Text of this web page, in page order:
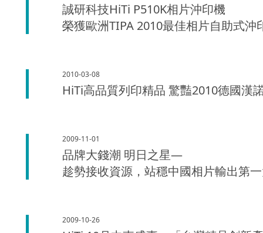
誠研科技HiTi P510K相片沖印機
榮獲歐洲TIPA 2010最佳相片自助式沖
2010-03-08
HiTi高品質列印精品 驚豔2010德國漢
2009-11-01
品牌大錢潮 明日之星―
趁勢接收資源，站穩中國相片輸出第
2009-10-26